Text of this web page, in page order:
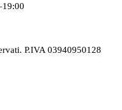
P.IVA 03940950128